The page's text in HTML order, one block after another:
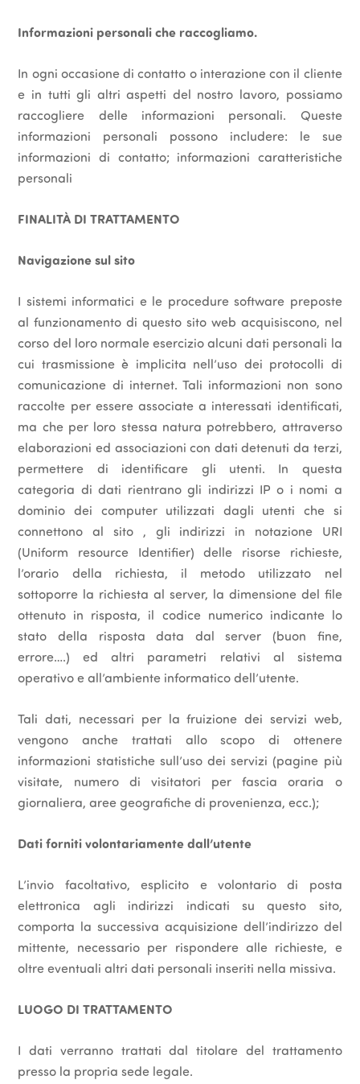
Informazioni personali che raccogliamo.
In ogni occasione di contatto o interazione con il cliente
e in tutti gli altri aspetti del nostro lavoro, possiamo
raccogliere delle informazioni personali. Queste
informazioni personali possono includere: le sue
informazioni di contatto; informazioni caratteristiche
personali
FINALITÀ DI TRATTAMENTO
Navigazione sul sito
I sistemi informatici e le procedure software preposte
al funzionamento di questo sito web acquisiscono, nel
corso del loro normale esercizio alcuni dati personali la
cui trasmissione è implicita nell’uso dei protocolli di
comunicazione di internet. Tali informazioni non sono
raccolte per essere associate a interessati identificati,
ma che per loro stessa natura potrebbero, attraverso
elaborazioni ed associazioni con dati detenuti da terzi,
permettere di identificare gli utenti. In questa
categoria di dati rientrano gli indirizzi IP o i nomi a
dominio dei computer utilizzati dagli utenti che si
connettono al sito , gli indirizzi in notazione URI
(Uniform resource Identifier) delle risorse richieste,
l’orario della richiesta, il metodo utilizzato nel
sottoporre la richiesta al server, la dimensione del file
ottenuto in risposta, il codice numerico indicante lo
stato della risposta data dal server (buon fine,
errore….) ed altri parametri relativi al sistema
operativo e all’ambiente informatico dell’utente.
Tali dati, necessari per la fruizione dei servizi web,
vengono anche trattati allo scopo di ottenere
informazioni statistiche sull’uso dei servizi (pagine più
visitate, numero di visitatori per fascia oraria o
giornaliera, aree geografiche di provenienza, ecc.);
Dati forniti volontariamente dall’utente
L’invio facoltativo, esplicito e volontario di posta
elettronica agli indirizzi indicati su questo sito,
comporta la successiva acquisizione dell’indirizzo del
mittente, necessario per rispondere alle richieste, e
oltre eventuali altri dati personali inseriti nella missiva.
LUOGO DI TRATTAMENTO
I dati verranno trattati dal titolare del trattamento
presso la propria sede legale.